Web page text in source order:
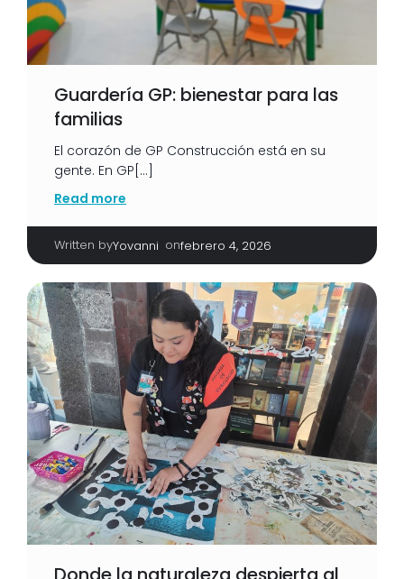
Guardería GP: bienestar para las
familias
El corazón de GP Construcción está en su
gente. En GP[…]
Read more
Written byYovanni onfebrero 4, 2026